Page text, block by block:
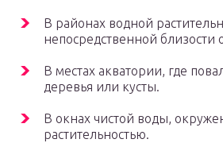
В районах водной
непосредственной близости
В местах акватории, где
деревья или кусты.
В окнах чистой воды,
растительностью.